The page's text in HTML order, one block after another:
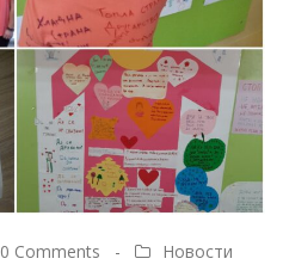
0 Comments - Новости